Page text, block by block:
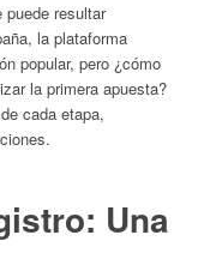
puede resultar
la plataforma
popular, pero ¿cómo
la primera apuesta?
cada etapa,
Una